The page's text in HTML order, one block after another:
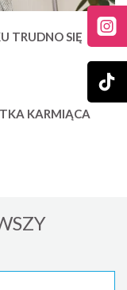
TRUDNO SIĘ
KARMIĄCA